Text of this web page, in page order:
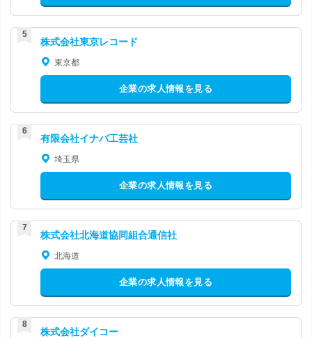
株式会社東京レコード
東京都
企業の求人情報を見る
有限会社イナバ工芸社
埼玉県
企業の求人情報を見る
株式会社北海道協同組合通信社
北海道
企業の求人情報を見る
株式会社ダイコー